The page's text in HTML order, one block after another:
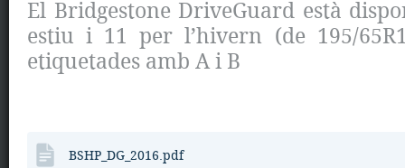
El Bridgestone DriveGuard està
estiu i 11 per l’hivern (de 195/
etiquetades amb A i B
BSHP_DG_2016.pdf